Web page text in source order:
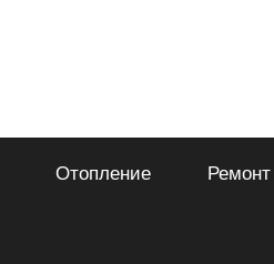
Отопление Ремонт